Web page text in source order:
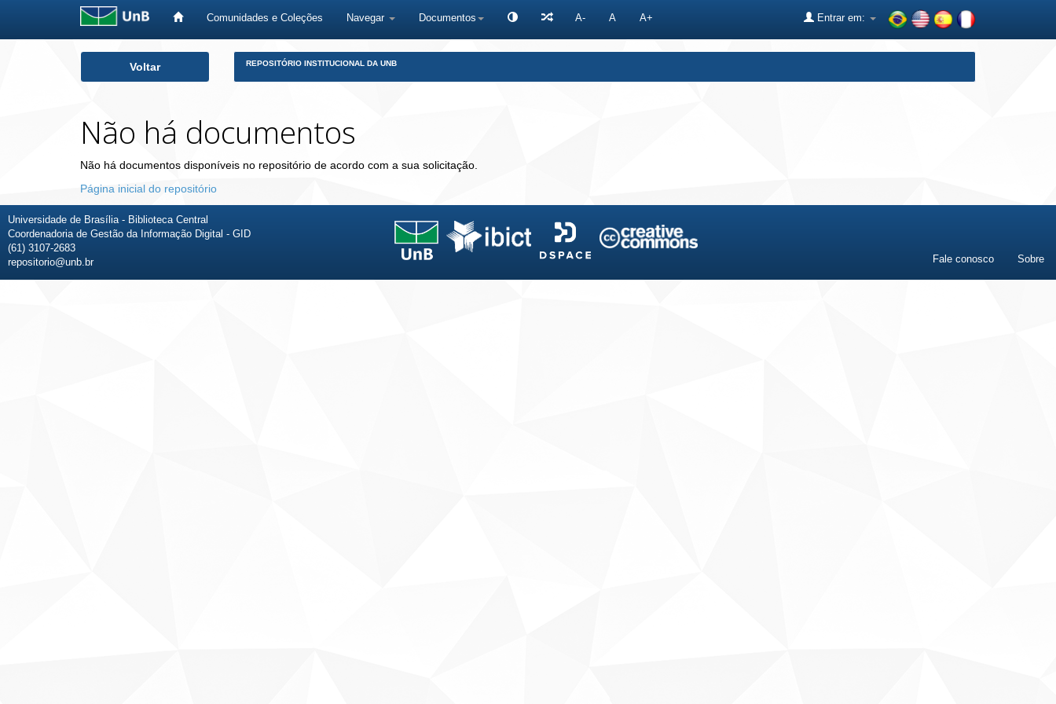
Comunidades e Coleções Navegar Documentos A- A A+ Entrar em:
Voltar REPOSITÓRIO INSTITUCIONAL DA UNB
Não há documentos
Não há documentos disponíveis no repositório de acordo com a sua solicitação.
Página inicial do repositório
Universidade de Brasília - Biblioteca Central
Coordenadoria de Gestão da Informação Digital - GID
(61) 3107-2683
repositorio@unb.br
Fale conosco Sobre